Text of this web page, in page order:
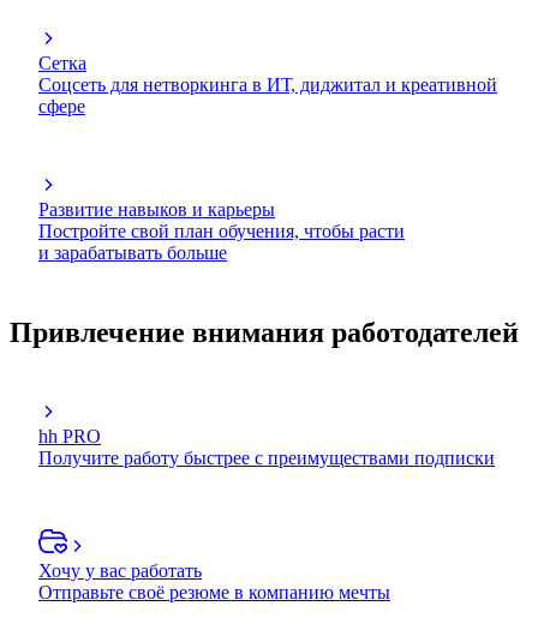
Сетка
Соцсеть для нетворкинга в ИТ, диджитал и креативной
сфере
Развитие навыков и карьеры
Постройте свой план обучения, чтобы расти
и зарабатывать больше
Привлечение внимания работодателей
hh PRO
Получите работу быстрее с преимуществами подписки
Хочу у вас работать
Отправьте своё резюме в компанию мечты